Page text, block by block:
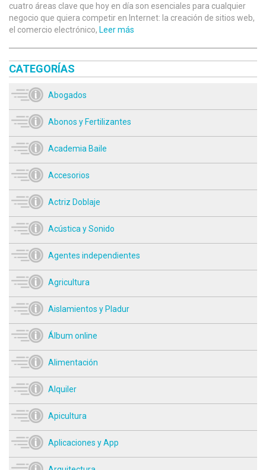
cuatro áreas clave que hoy en día son esenciales para cualquier
negocio que quiera competir en Internet: la creación de sitios web,
el comercio electrónico, Leer más
CATEGORÍAS
Abogados
Abonos y Fertilizantes
Academia Baile
Accesorios
Actriz Doblaje
Acústica y Sonido
Agentes independientes
Agricultura
Aislamientos y Pladur
Álbum online
Alimentación
Alquiler
Apicultura
Aplicaciones y App